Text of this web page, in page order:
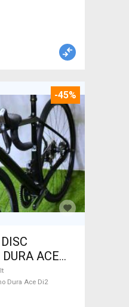
-45%
ACE
Di2
ELADÓ
Dura Ace Di2